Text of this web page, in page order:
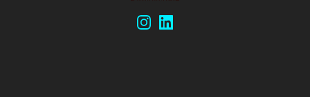
InstagramLinkedIn